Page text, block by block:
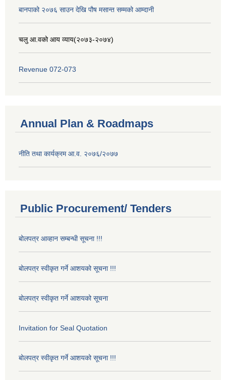
बानपाको २०७६ साउन देखि पौष मसान्त सम्मको आम्दानी
चलु आ.वको आय व्याय(२०७३-२०७४)
Revenue 072-073
Annual Plan & Roadmaps
नीति तथा कार्यक्रम आ.व. २०७६/२०७७
Public Procurement/ Tenders
बोलपत्र आव्हान सम्बन्धी सूचना !!!
बोलपत्र स्वीकृत गर्ने आशयको सूचना !!!
बोलपत्र स्वीकृत गर्ने आशयको सूचना
Invitation for Seal Quotation
बोलपत्र स्वीकृत गर्ने आशयको सूचना !!!